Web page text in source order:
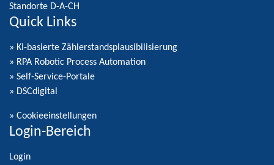
Standorte D-A-CH
Quick Links
» KI-basierte Zählerstandsplausibilisierung
» RPA Robotic Process Automation
» Self-Service-Portale
» DSCdigital
» Cookieeinstellungen
Login-Bereich
Login